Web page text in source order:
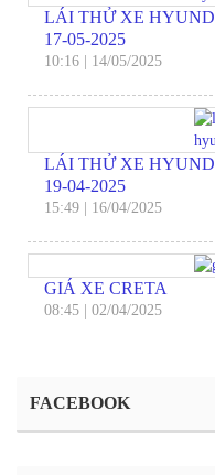
LÁI THỬ XE
17-05-2025
10:16 14/05/2025
LÁI THỬ XE
19-04-2025
15:49 16/04/2025
GIÁ XE CRETA
08:45 02/04/2025
FACEBOOK